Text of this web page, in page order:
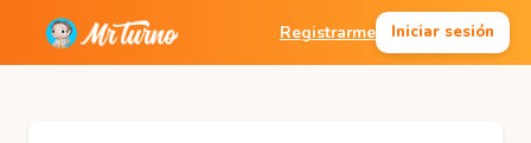
Registrarme Iniciar sesión